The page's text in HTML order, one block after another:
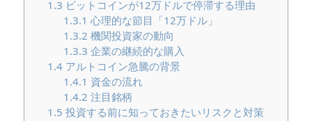
1.3 ビットコインが12万ドルで停滞する理由
1.3.1 心理的な節目「12万ドル」
1.3.2 機関投資家の動向
1.3.3 企業の継続的な購入
1.4アルトコイン急騰の背景
1.4.1 資金の流れ
1.4.2 注目銘柄
1.5 投資する前に知っておきたいリスクと対策